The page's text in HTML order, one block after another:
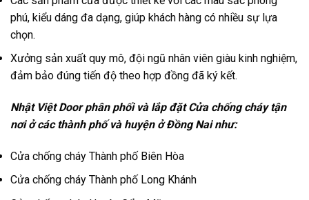
phú, kiểu dáng đa dạng, giúp khách hàng có nhiều sự lựa
chọn.
Xưởng sản xuất quy mô, đội ngũ nhân viên giàu kinh nghiệm,
đảm bảo đúng tiến độ theo hợp đồng đã ký kết.
Nhật Việt Door phân phối và lắp đặt Cửa chống cháy tận
nơi ở các thành phố và huyện ở Đồng Nai như:
Cửa chống cháy Thành phố Biên Hòa
Cửa chống cháy Thành phố Long Khánh